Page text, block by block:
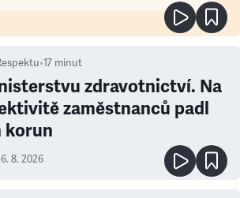
•17 minut
zdravotnictví. Na
zaměstnanců padl
korun
6. 8. 2026